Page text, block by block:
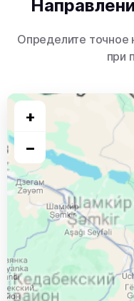
Определите точное
при
+
−